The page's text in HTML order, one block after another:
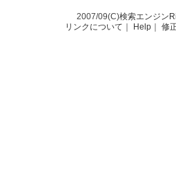
2007/09(C)検索エンジン
リンクについて
Help｜ 修